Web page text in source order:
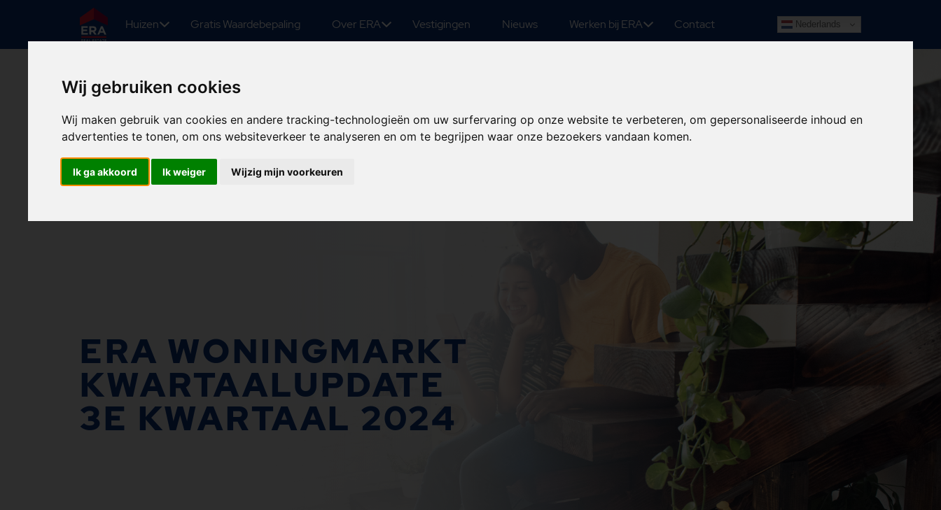
Wij gebruiken cookies
Wij maken gebruik van cookies en andere tracking-technologieën om uw surfervaring op onze website te verbeteren, om gepersonaliseerde inhoud en
advertenties te tonen, om ons websiteverkeer te analyseren en om te begrijpen waar onze bezoekers vandaan komen.
Ik ga akkoord Ik weiger Wijzig mijn voorkeuren
Huizen Gratis Waardebepaling Over ERA Vestigingen Nieuws Werken bij ERA Contact Nederlands
ERA WONINGMARKT
KWARTAALUPDATE
3E KWARTAAL 2024